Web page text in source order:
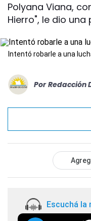
Polyana Viana,
Hierro", le dio una
Intentó robarle a una
Por Redacción
Escuchá la